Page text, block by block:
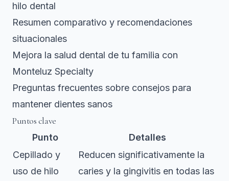
hilo dental
Resumen comparativo y recomendaciones
situacionales
Mejora la salud dental de tu familia con
Monteluz Specialty
Preguntas frecuentes sobre consejos para
mantener dientes sanos
Puntos clave
Punto
Detalles
Cepillado y
uso de hilo
Reducen significativamente la
caries y la gingivitis en todas las